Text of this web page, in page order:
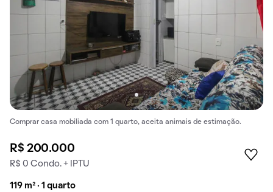
Comprar casa mobiliada com 1 quarto, aceita animais de estimação.
R$ 200.000
R$ 0 Condo. + IPTU
119 m² · 1 quarto